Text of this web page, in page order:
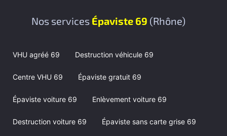
Nos services Épaviste 69 (Rhône)
VHU agréé 69 Destruction véhicule 69
Centre VHU 69 Épaviste gratuit 69
Épaviste voiture 69 Enlèvement voiture 69
Destruction voiture 69 Épaviste sans carte grise 69